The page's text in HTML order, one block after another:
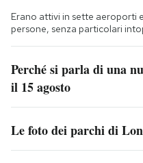
Erano attivi in sette aeroporti
persone, senza particolari
Perché si parla di una
il 15 agosto
Le foto dei parchi di